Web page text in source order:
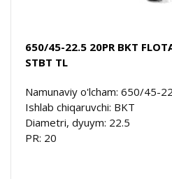
650/45-22.5 20PR BKT
STBT TL
Namunaviy o'lcham: 650/45-
Ishlab chiqaruvchi: BKT
Diametri, dyuym: 22.5
PR: 20